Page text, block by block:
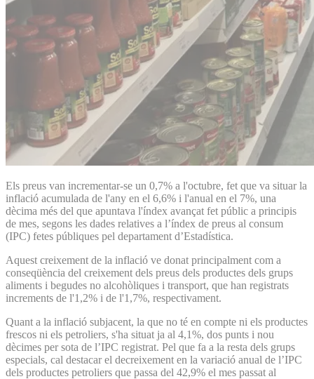
Els preus van incrementar-se un 0,7% a l'octubre, fet que va situar la
inflació acumulada de l'any en el 6,6% i l'anual en el 7%, una
dècima més del que apuntava l'índex avançat fet públic a principis
de mes, segons les dades relatives a l’índex de preus al consum
(IPC) fetes públiques pel departament d’Estadística.
Aquest creixement de la inflació ve donat principalment com a
conseqüència del creixement dels preus dels productes dels grups
aliments i begudes no alcohòliques i transport, que han registrats
increments de l'1,2% i de l'1,7%, respectivament.
Quant a la inflació subjacent, la que no té en compte ni els productes
frescos ni els petroliers, s'ha situat ja al 4,1%, dos punts i nou
dècimes per sota de l’IPC registrat. Pel que fa a la resta dels grups
especials, cal destacar el decreixement en la variació anual de l’IPC
dels productes petroliers que passa del 42,9% el mes passat al